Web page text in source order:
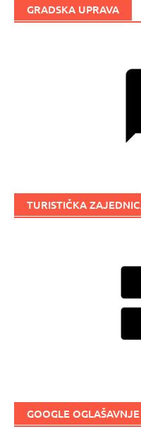
GRADSKA UPRAVA
TURISTIČKA
GOOGLE OGLAŠAVNJE